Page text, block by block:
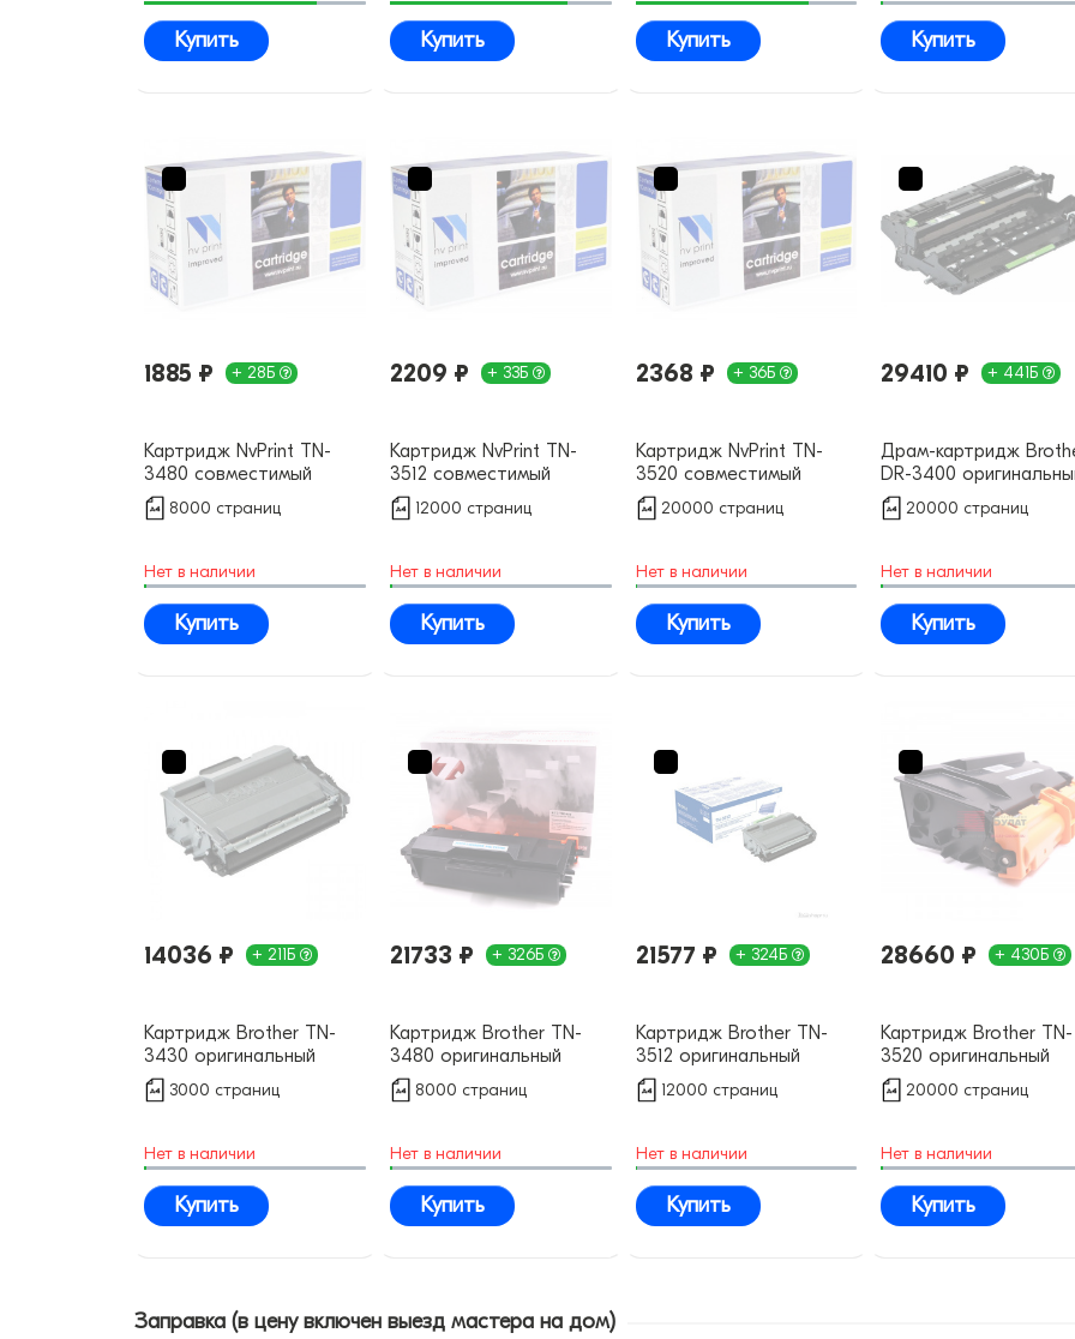
Купить Купить Купить Купить
1885 ₽ + 28Б
Картридж NvPrint TN-
3480 совместимый
8000 страниц
Нет в наличии
Купить
2209 ₽ + 33Б
Картридж NvPrint TN-
3512 совместимый
12000 страниц
Нет в наличии
Купить
2368 ₽ + 36Б
Картридж NvPrint TN-
3520 совместимый
20000 страниц
Нет в наличии
Купить
29410 ₽ + 441Б
Драм-картридж
DR-3400
20000 страниц
Нет в наличии
Купить
14036 ₽ + 211Б
Картридж Brother TN-
3430 оригинальный
3000 страниц
Нет в наличии
Купить
21733 ₽ + 326Б
Картридж Brother TN-
3480 оригинальный
8000 страниц
Нет в наличии
Купить
21577 ₽ + 324Б
Картридж Brother TN-
3512 оригинальный
12000 страниц
Нет в наличии
Купить
28660 ₽ + 430Б
Картридж Brother TN-
3520 оригинальный
20000 страниц
Нет в наличии
Купить
Заправка (в цену включен выезд мастера на дом)